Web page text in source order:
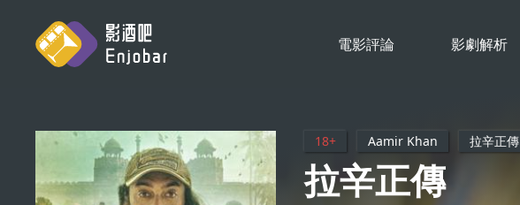
電影評論 影劇解析
會員登入
影劇軼事
新片情報
18+ Aamir Khan 拉辛正傳
拉辛正傳